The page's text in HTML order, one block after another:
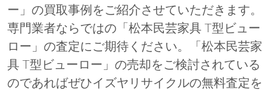
ー」の買取事例をご紹介させていただきます。
専門業者ならではの「松本民芸家具 T型ビュー
ロー」の査定にご期待ください。「松本民芸家
具 T型ビューロー」の売却をご検討されている
のであればぜひイズヤリサイクルの無料査定を